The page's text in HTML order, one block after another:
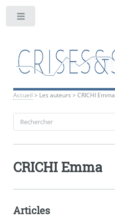
Accueil > Les auteurs > CRICHI Emma
CRICHI Emma
Articles